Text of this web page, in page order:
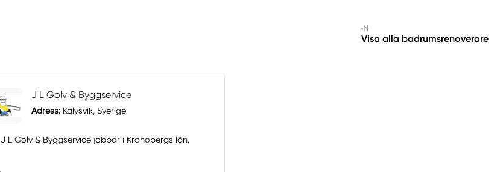
Visa alla badrumsrenoverare
J L Golv & Byggservice
Adress: Kalvsvik, Sverige
J L Golv & Byggservice jobbar i Kronobergs län.